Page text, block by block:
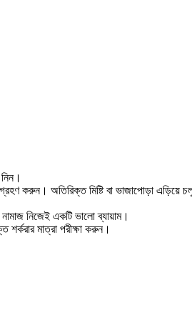
করুন। অতিরিক্ত মিষ্টি বা ভাজাপোড়া এড়িয়ে
নামাজ নিজেই একটি ভালো ব্যায়াম।
মাত্রা পরীক্ষা করুন।